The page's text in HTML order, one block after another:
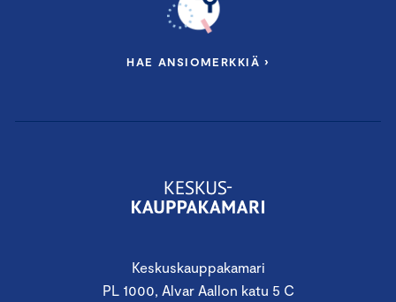
Keskuskauppakamari
PL 1000, Alvar Aallon katu 5 C
HAE ANSIOMERKKIÄ ›